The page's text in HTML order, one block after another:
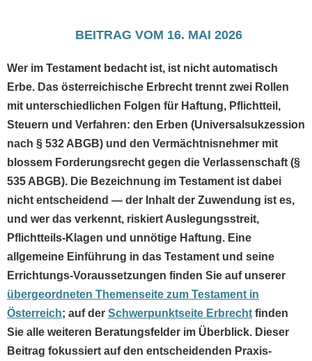
BEITRAG VOM 16. MAI 2026
Wer im Testament bedacht ist, ist nicht automatisch
Erbe. Das österreichische Erbrecht trennt zwei Rollen
mit unterschiedlichen Folgen für Haftung, Pflichtteil,
Steuern und Verfahren: den Erben (Universalsukzession
nach § 532 ABGB) und den Vermächtnisnehmer mit
blossem Forderungsrecht gegen die Verlassenschaft (§
535 ABGB). Die Bezeichnung im Testament ist dabei
nicht entscheidend — der Inhalt der Zuwendung ist es,
und wer das verkennt, riskiert Auslegungsstreit,
Pflichtteils-Klagen und unnötige Haftung. Eine
allgemeine Einführung in das Testament und seine
Errichtungs-Voraussetzungen finden Sie auf unserer
übergeordneten Themenseite zum Testament in
Österreich; auf der Schwerpunktseite Erbrecht finden
Sie alle weiteren Beratungsfelder im Überblick. Dieser
Beitrag fokussiert auf den entscheidenden Praxis-